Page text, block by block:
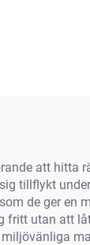
att hitta
tillflykt
de ger en
fritt utan att